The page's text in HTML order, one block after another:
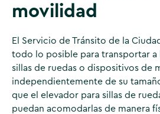
movilidad
El Servicio de Tránsito de la
todo lo posible para transportar a
sillas de ruedas o dispositivos de
independientemente de su
que el elevador para sillas de
puedan acomodarlas de manera